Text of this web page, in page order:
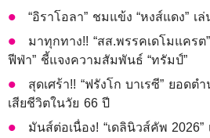
“อิราโอลา” ชมแข้ง “หงส์แดง” เล่
มาทุกทาง!! “สส.พรรคเดโมแคร
ฟีฟ่า” ชี้แจงความสัมพันธ์ “ทรัมป์”
สุดเศร้า!! “ฟรังโก บาเรซี” ยอดต
เสียชีวิตในวัย 66 ปี
มันส์ต่อเนื่อง! “เดลินิวส์คัพ